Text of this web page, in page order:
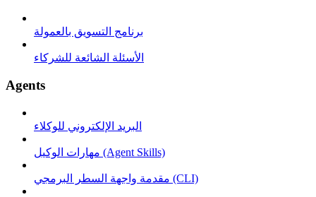
برنامج التسويق بالعمولة
الأسئلة الشائعة للشركاء
Agents
البريد الإلكتروني للوكلاء
مهارات الوكيل (Agent Skills)
مقدمة واجهة السطر البرمجي (CLI)